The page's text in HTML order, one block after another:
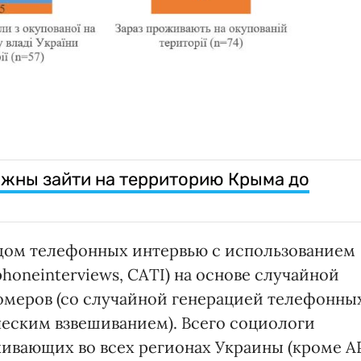
зайти на территорию Крыма до
телефонных интервью с использованием
CATI) на основе случайной
(со случайной генерацией
взвешиванием). Всего социологи
во всех регионах Украины (кроме